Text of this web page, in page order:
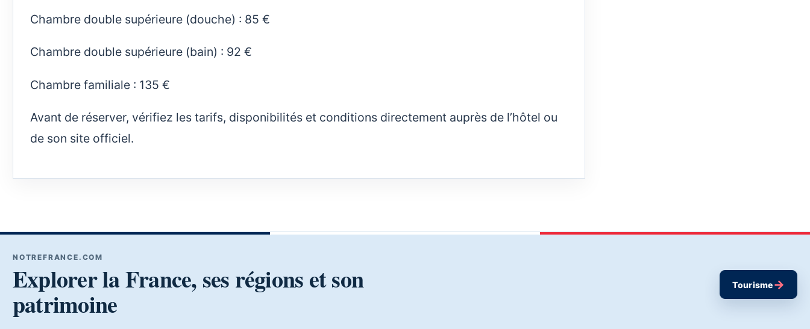
Chambre double supérieure (douche) : 85 €
Chambre double supérieure (bain) : 92 €
Chambre familiale : 135 €
Avant de réserver, vérifiez les tarifs, disponibilités et conditions directement auprès de l’hôtel ou
de son site officiel.
NOTREFRANCE.COM
Explorer la France, ses régions et son
patrimoine
Tourisme→